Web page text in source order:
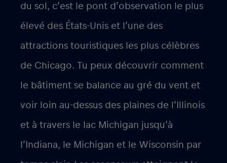
du sol, c’est le pont d’observation le plus
élevé des États-Unis et l’une des
attractions touristiques les plus célèbres
de Chicago. Tu peux découvrir comment
le bâtiment se balance au gré du vent et
voir loin au-dessus des plaines de l’Illinois
et à travers le lac Michigan jusqu’à
l’Indiana, le Michigan et le Wisconsin par